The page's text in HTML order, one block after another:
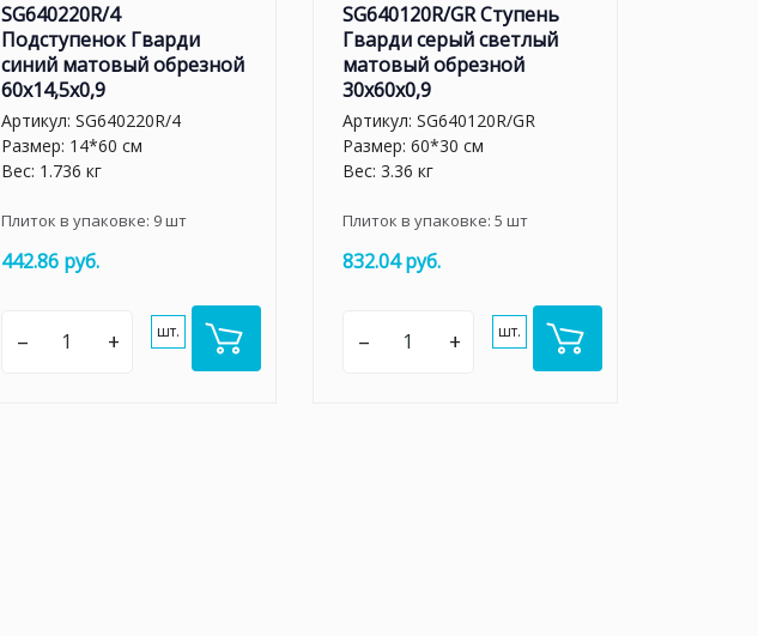
SG640220R/4
Подступенок Гварди
синий матовый обрезной
60x14,5x0,9
Артикул: SG640220R/4
Размер: 14*60 см
Вес: 1.736 кг
Плиток в упаковке: 9шт
442.86 руб.
– + шт.
SG640120R/GR Ступень
Гварди серый светлый
матовый обрезной
30x60x0,9
Артикул: SG640120R/GR
Размер: 60*30 см
Вес: 3.36 кг
Плиток в упаковке: 5 шт
832.04 руб.
– + шт.